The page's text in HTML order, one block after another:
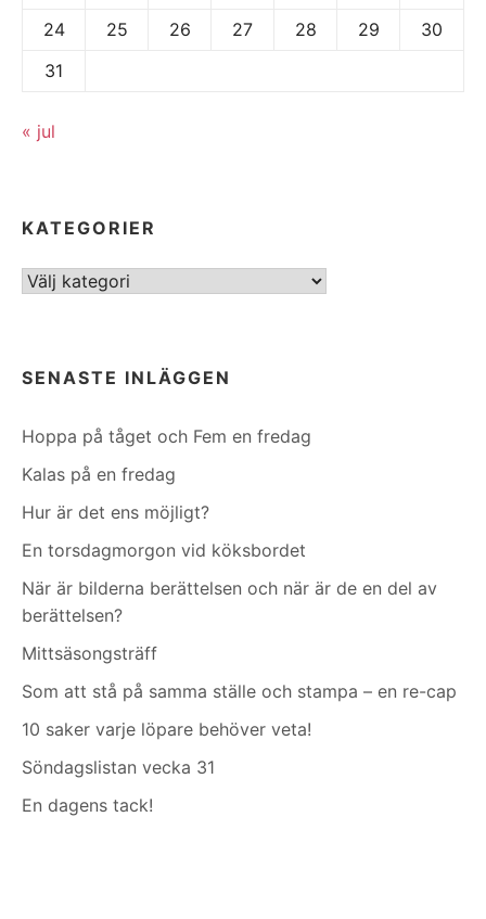
24
25 26 27 28 29
30
31
« jul
KATEGORIER
Kategorier
SENASTE INLÄGGEN
Hoppa på tåget och Fem en fredag
Kalas på en fredag
Hur är det ens möjligt?
En torsdagmorgon vid köksbordet
När är bilderna berättelsen och när är de en del av
berättelsen?
Mittsäsongsträff
Som att stå på samma ställe och stampa – en re-cap
10 saker varje löpare behöver veta!
Söndagslistan vecka 31
En dagens tack!